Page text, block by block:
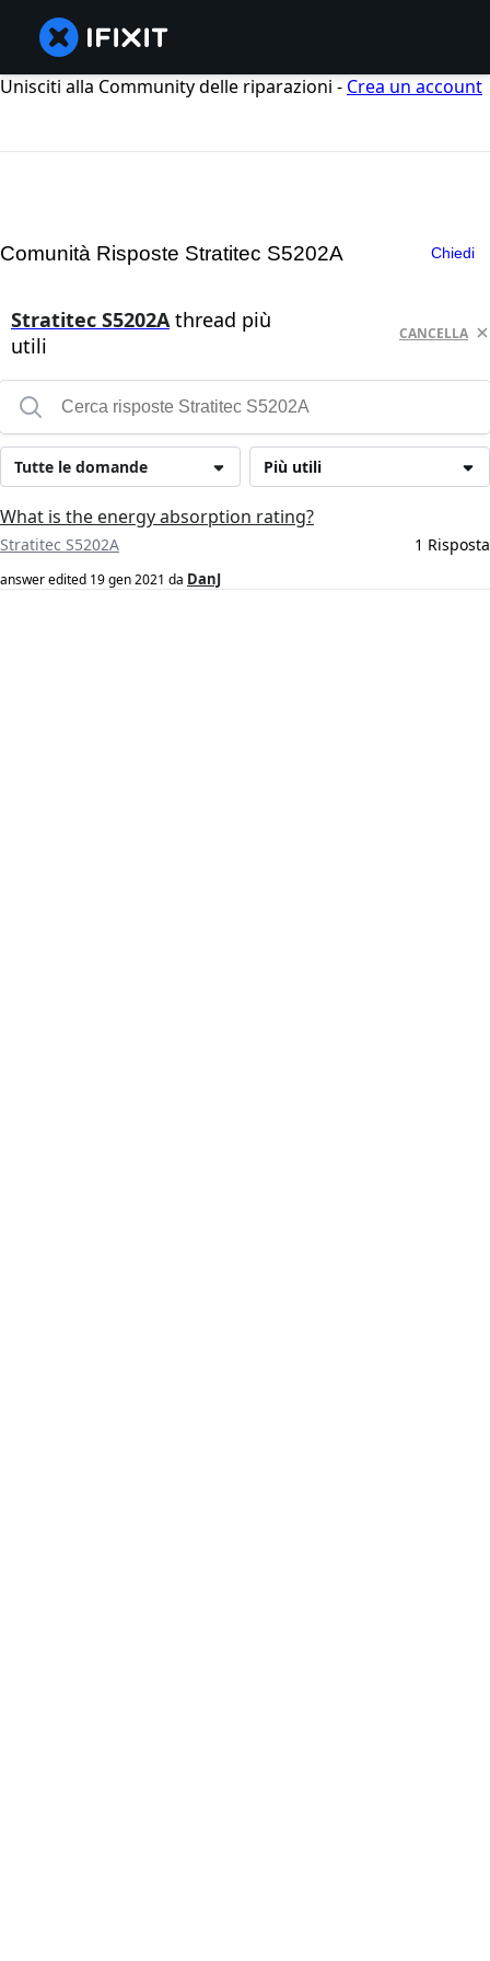
Unisciti alla Community delle riparazioni - Crea un account
Comunità Risposte Stratitec S5202A Chiedi
Stratitec S5202Athread più
utili
CANCELLA
Più utili
Tutte le domande
What is the energy absorption rating?
Stratitec S5202A 1 Risposta
answer edited 19 gen 2021 da DanJ